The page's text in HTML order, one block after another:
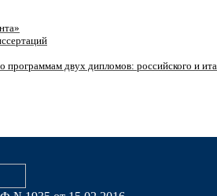
двух дипломов: российского и